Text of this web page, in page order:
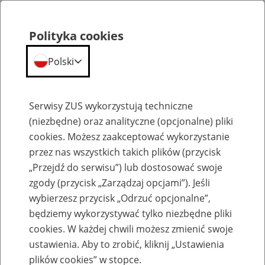
Emerytury
Baza zlikwidowanych lub
przekształconych zakładów pracy
Polityka cookies
Polski
Serwisy ZUS wykorzystują techniczne
(niezbędne) oraz analityczne (opcjonalne) pliki
cookies. Możesz zaakceptować wykorzystanie
przez nas wszystkich takich plików (przycisk
„Przejdź do serwisu”) lub dostosować swoje
zgody (przycisk „Zarządzaj opcjami”). Jeśli
wybierzesz przycisk „Odrzuć opcjonalne”,
będziemy wykorzystywać tylko niezbędne pliki
cookies. W każdej chwili możesz zmienić swoje
ustawienia. Aby to zrobić, kliknij „Ustawienia
plików cookies” w stopce.